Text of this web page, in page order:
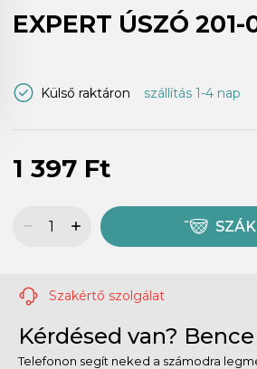
EXPERT ÚSZÓ
Külső raktáron szállítás 1-4 nap
1 397 Ft
Szakértő szolgálat
Kérdésed van?
Telefonon segít neked a számodra